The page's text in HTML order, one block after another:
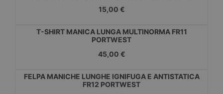
15,00 €
T-SHIRT MANICA LUNGA MULTINORMA FR11
PORTWEST
45,00 €
FELPA MANICHE LUNGHE IGNIFUGA E ANTISTATICA
FR12 PORTWEST